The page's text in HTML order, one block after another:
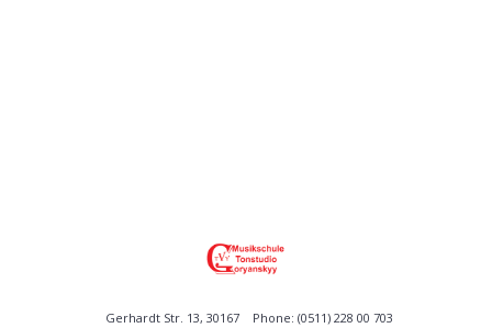
Phone: (0511) 228 00 703
Gerhardt Str. 13, 30167